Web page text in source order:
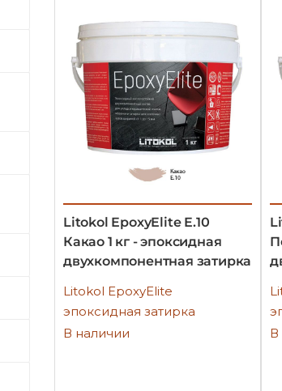
Litokol EpoxyElite E.10
Какао 1 кг - эпоксидная
двухкомпонентная затирка
Litokol EpoxyElite
эпоксидная затирка
В наличии
В